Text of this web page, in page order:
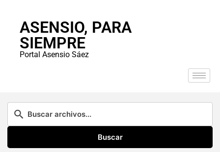
ASENSIO, PARA
SIEMPRE
Portal Asensio Sáez
Buscar